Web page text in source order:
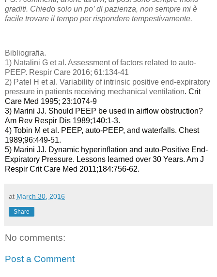
graditi. Chiedo solo un po’ di pazienza, non sempre mi è
facile trovare il tempo per rispondere tempestivamente.
Bibliografia.
1) Natalini G et al. Assessment of factors related to auto-
PEEP. Respir Care 2016; 61:134-41
2) Patel H et al. Variability of intrinsic positive end-expiratory
pressure in patients receiving mechanical ventilation. Crit
Care Med 1995; 23:1074-9
3) Marini JJ. Should PEEP be used in airflow obstruction?
Am Rev Respir Dis 1989;140:1-3.
4) Tobin M et al. PEEP, auto-PEEP, and waterfalls. Chest
1989;96:449-51.
5) Marini JJ. Dynamic hyperinflation and auto-Positive End-
Expiratory Pressure. Lessons learned over 30 Years. Am J
Respir Crit Care Med 2011;184:756-62.
at March 30, 2016
Share
No comments:
Post a Comment